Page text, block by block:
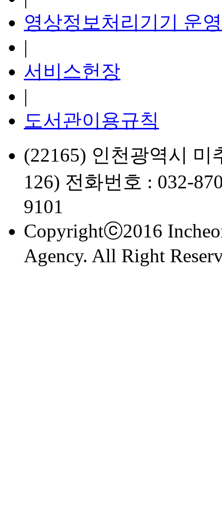
영상정보처리기기 운
|
서비스헌장
|
도서관이용규칙
(22165) 인천광역시 미
126) 전화번호 : 032-
9101
Copyrightⓒ2016
Agency. All Right